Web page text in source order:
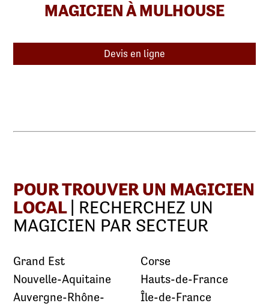
MAGICIEN À MULHOUSE
Devis en ligne
POUR TROUVER UN MAGICIEN
LOCAL | RECHERCHEZ UN
MAGICIEN PAR SECTEUR
Grand Est
Nouvelle-Aquitaine
Auvergne-Rhône-
Corse
Hauts-de-France
Île-de-France